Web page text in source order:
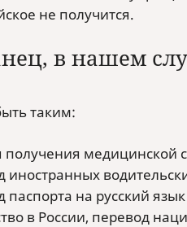
не получится.
в нашем
таким:
медицинской
на русский
в России, перевод